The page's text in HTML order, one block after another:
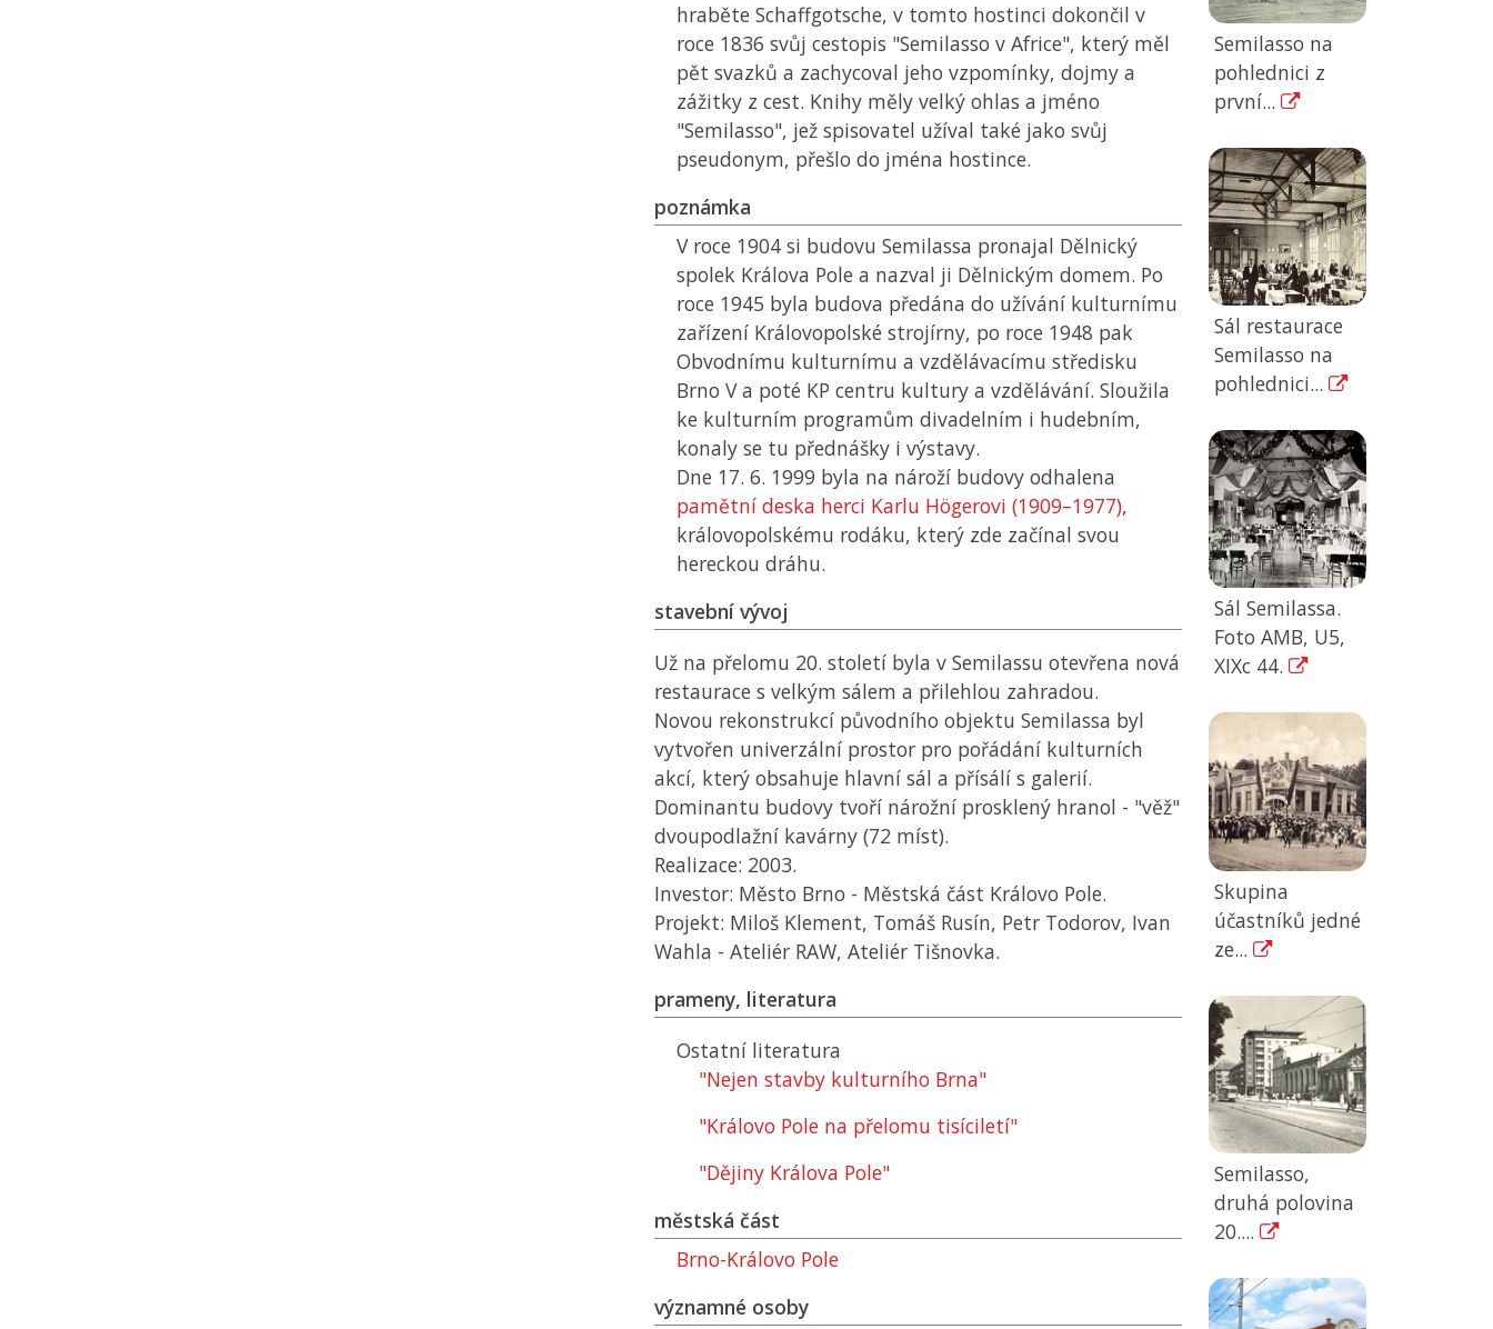
hraběte Schaffgotsche, v tomto hostinci dokončil v
roce 1836 svůj cestopis "Semilasso v Africe", který měl
pět svazků a zachycoval jeho vzpomínky, dojmy a
zážitky z cest. Knihy měly velký ohlas a jméno
"Semilasso", jež spisovatel užíval také jako svůj
pseudonym, přešlo do jména hostince.
poznámka
V roce 1904 si budovu Semilassa pronajal Dělnický
spolek Králova Pole a nazval ji Dělnickým domem. Po
roce 1945 byla budova předána do užívání kulturnímu
zařízení Královopolské strojírny, po roce 1948 pak
Obvodnímu kulturnímu a vzdělávacímu středisku
Brno V a poté KP centru kultury a vzdělávání. Sloužila
ke kulturním programům divadelním i hudebním,
konaly se tu přednášky i výstavy.
Dne 17. 6. 1999 byla na nároží budovy odhalena
pamětní deska herci Karlu Högerovi (1909–1977),
královopolskému rodáku, který zde začínal svou
hereckou dráhu.
stavební vývoj
Už na přelomu 20. století byla v Semilassu otevřena nová
restaurace s velkým sálem a přilehlou zahradou.
Novou rekonstrukcí původního objektu Semilassa byl
vytvořen univerzální prostor pro pořádání kulturních
akcí, který obsahuje hlavní sál a přísálí s galerií.
Dominantu budovy tvoří nárožní prosklený hranol - "věž"
dvoupodlažní kavárny (72 míst).
Realizace: 2003.
Investor: Město Brno - Městská část Královo Pole.
Projekt: Miloš Klement, Tomáš Rusín, Petr Todorov, Ivan
Wahla - Ateliér RAW, Ateliér Tišnovka.
prameny, literatura
Ostatní literatura
"Nejen stavby kulturního Brna"
"Královo Pole na přelomu tisíciletí"
"Dějiny Králova Pole"
městská část
Brno-Královo Pole
významné osoby
Semilasso na
pohlednici z
první...
Sál restaurace
Semilasso na
pohlednici...
Sál Semilassa.
Foto AMB, U5,
XIXc 44.
Skupina
účastníků jedné
ze...
Semilasso,
druhá polovina
20....